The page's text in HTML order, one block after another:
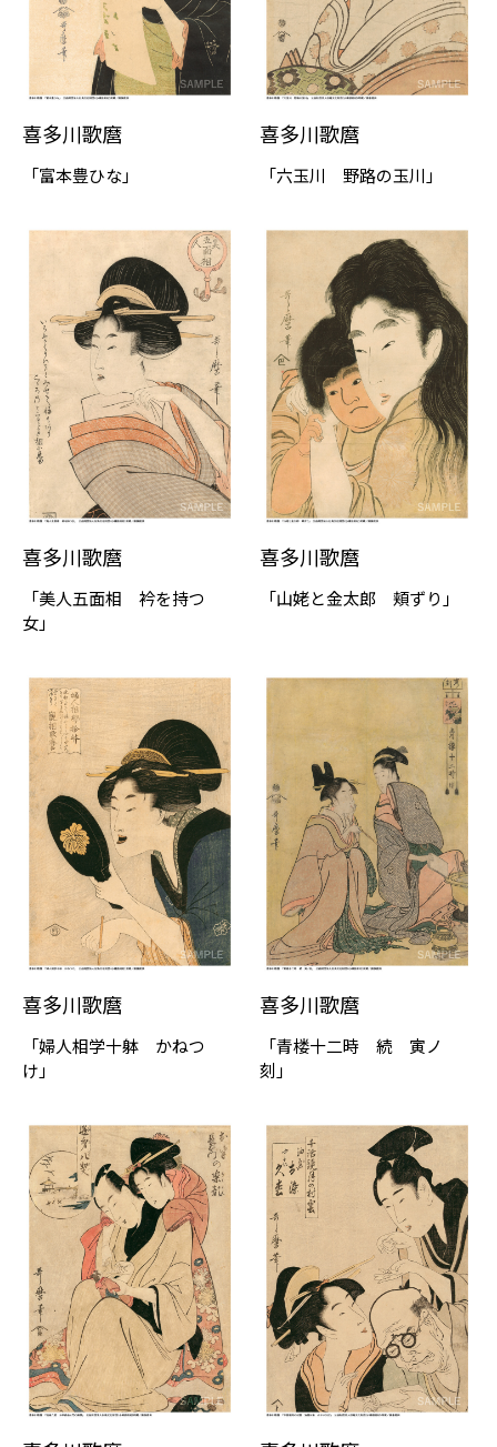
喜多川歌麿
「富本豊ひな」
喜多川歌麿
「六玉川 野路の玉川」
喜多川歌麿
「美人五面相 衿を持つ
女」
喜多川歌麿
「山姥と金太郎 頬ずり」
喜多川歌麿
「婦人相学十躰 かねつ
け」
喜多川歌麿
「青楼十二時 続 寅ノ
刻」